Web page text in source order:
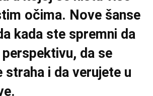
očima. Nove šanse
kada ste spremni da
da se
i da verujete u